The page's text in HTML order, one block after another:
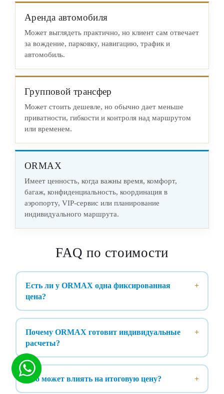
Аренда автомобиля
Может выглядеть практично, но клиент сам отвечает
за вождение, парковку, навигацию, трафик и
автомобиль.
Групповой трансфер
Может стоить дешевле, но обычно дает меньше
приватности, гибкости и контроля над маршрутом
или временем.
ORMAX
Имеет ценность, когда важны время, комфорт,
багаж, конфиденциальность, координация в
аэропорту, VIP-сервис или планирование
индивидуального маршрута.
FAQ по стоимости
Есть ли у ORMAX одна фиксированная
цена?
Почему ORMAX готовит индивидуальные
расчеты?
Что может влиять на итоговую цену?